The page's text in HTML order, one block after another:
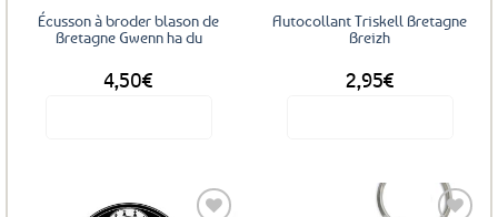
Écusson à broder blason de
Bretagne Gwenn ha du
4,50€
Autocollant Triskell Bretagne
Breizh
2,95€